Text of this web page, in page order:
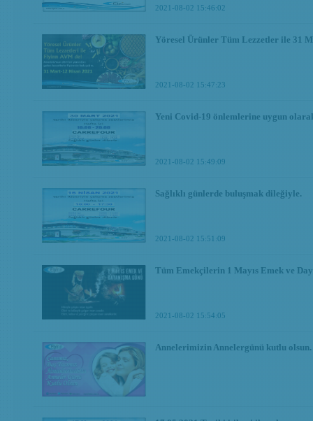
2021-08-02 15:46:02
Yöresel Ürünler Tüm Lezzetler ile 31
2021-08-02 15:47:23
Yeni Covid-19 önlemlerine uygun
2021-08-02 15:49:09
Sağlıklı günlerde buluşmak dileğiyle.
2021-08-02 15:51:09
Tüm Emekçilerin 1 Mayıs Emek ve
2021-08-02 15:54:05
Annelerimizin Annelergünü kutlu olsun.